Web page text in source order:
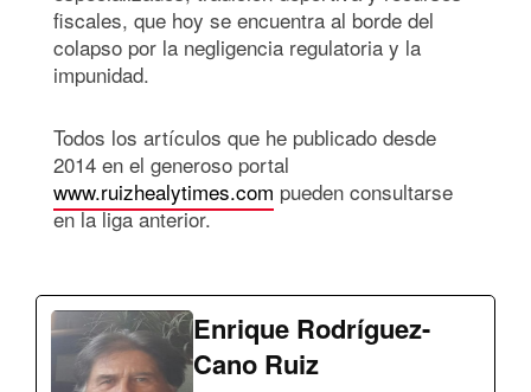
fiscales, que hoy se encuentra al borde del
colapso por la negligencia regulatoria y la
impunidad.
Todos los artículos que he publicado desde
2014 en el generoso portal
www.ruizhealytimes.com pueden consultarse
en la liga anterior.
Enrique Rodríguez-
Cano Ruiz